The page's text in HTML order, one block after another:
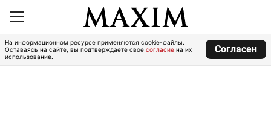
На информационном ресурсе применяются cookie-файлы.
Оставаясь на сайте, вы подтверждаете свое согласие на их
использование.
Согласен